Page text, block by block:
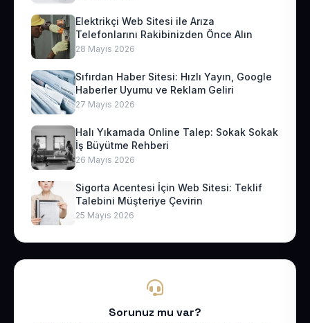
Elektrikçi Web Sitesi ile Arıza
Telefonlarını Rakibinizden Önce Alın
28 Mayıs 2026
Sıfırdan Haber Sitesi: Hızlı Yayın, Google
Haberler Uyumu ve Reklam Geliri
27 Mayıs 2026
Halı Yıkamada Online Talep: Sokak Sokak
İş Büyütme Rehberi
26 Mayıs 2026
Sigorta Acentesi İçin Web Sitesi: Teklif
Talebini Müşteriye Çevirin
25 Mayıs 2026
Sorunuz mu var?